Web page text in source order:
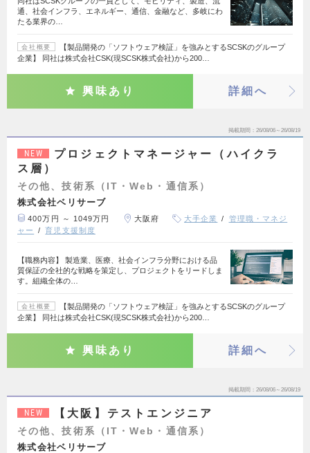
通、社会インフラ、エネルギー、通信、金融など、多岐にわ
たる業界の…
会社概要
【製品開発の「ソフトウェア検証」を強みとするSCSKのグループ
企業】 同社は株式会社CSK(現SCSK株式会社)から200…
興味あり 詳細へ
掲載期間 26/08/06～26/08/19
NEW
プロジェクトマネージャー（ハイクラ
ス層）
その他、技術系（IT・Web・通信系）
株式会社ベリサーブ
400万円 ～ 1049万円 大阪府 大手企業
管理職・マネジ
ャー
育児支援制度
【職務内容】 製造業、医療、社会インフラ分野における品
質保証の全社的な戦略を策定し、プロジェクトをリードしま
す。組織全体の…
会社概要
【製品開発の「ソフトウェア検証」を強みとするSCSKのグループ
企業】 同社は株式会社CSK(現SCSK株式会社)から200…
興味あり 詳細へ
掲載期間 26/08/06～26/08/19
NEW 【大阪】テストエンジニア
その他、技術系（IT・Web・通信系）
株式会社ベリサーブ